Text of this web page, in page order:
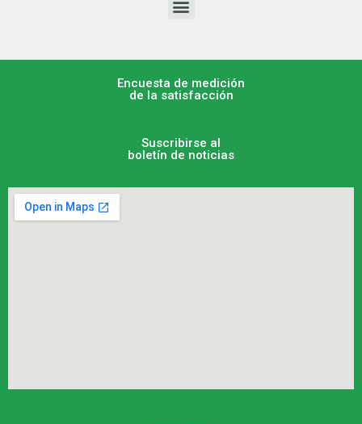
Encuesta de medición
de la satisfacción
Suscribirse al
boletín de noticias